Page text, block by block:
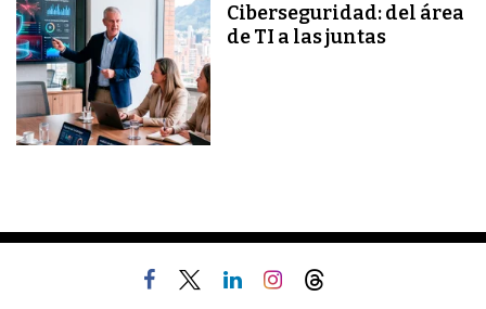
Ciberseguridad: del área
de TI a las juntas